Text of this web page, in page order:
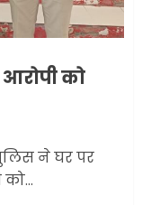
को
ने घर पर